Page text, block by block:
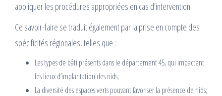
appliquer les procédures appropriées en cas d’intervention.
Ce savoir-faire se traduit également par la prise en compte des
spécificités régionales, telles que :
Les types de bâti présents dans le département 45, qui impactent
les lieux d’implantation des nids;
La diversité des espaces verts pouvant favoriser la présence de nids;